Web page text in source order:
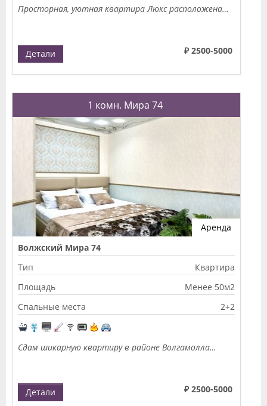
Просторная, уютная квартира Люкс расположена…
₽ 2500-5000
Детали
1 комн. Мира 74
Аренда
Волжский Мира 74
Тип
Квартира
Площадь
Менее 50м2
Спальные места
2+2
Сдам шикарную квартиру в районе Волгамолла…
₽ 2500-5000
Детали